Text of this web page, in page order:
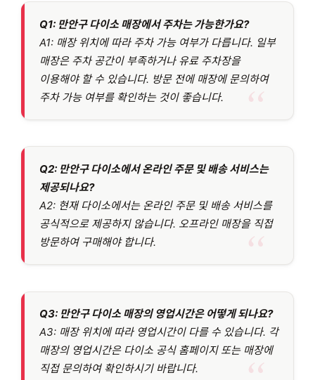
Q1: 만안구 다이소 매장에서 주차는 가능한가요?
A1: 매장 위치에 따라 주차 가능 여부가 다릅니다. 일부
매장은 주차 공간이 부족하거나 유료 주차장을
이용해야 할 수 있습니다. 방문 전에 매장에 문의하여
주차 가능 여부를 확인하는 것이 좋습니다.
Q2: 만안구 다이소에서 온라인 주문 및 배송 서비스는
제공되나요?
A2: 현재 다이소에서는 온라인 주문 및 배송 서비스를
공식적으로 제공하지 않습니다. 오프라인 매장을 직접
방문하여 구매해야 합니다.
Q3: 만안구 다이소 매장의 영업시간은 어떻게 되나요?
A3: 매장 위치에 따라 영업시간이 다를 수 있습니다. 각
매장의 영업시간은 다이소 공식 홈페이지 또는 매장에
직접 문의하여 확인하시기 바랍니다.